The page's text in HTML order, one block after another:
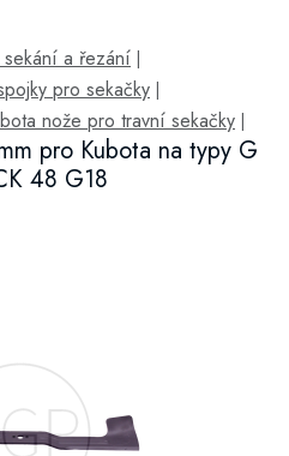
sekání a řezání
pro sekačky
nože pro travní sekačky
pro Kubota na typy G
48 G18